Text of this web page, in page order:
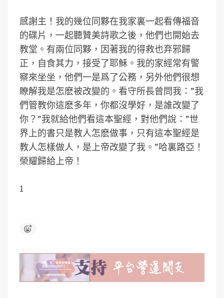
感謝主！我的幾位同夥在我家裏一起看傳福音
的碟片，一起聽贊美詩歌之後，他們也開始去
教堂。有兩位同夥，因著我的得救也弃邪歸
正，自食其力，接受了耶穌。我的家經常有警
察來坐坐，他們一是爲了公務，另外他們很想
瞭解我是怎麽被改變的。看守所長曾問我：”我
們管教你這麽多年，你都沒學好，是誰改變了
你？”我就給他們看這本聖經，對他們說：”世
界上的書只是教人怎麽做事，只有這本聖經是
教人怎樣做人，是上帝改變了我。”哈裏路亞！
榮耀歸給上帝！
1